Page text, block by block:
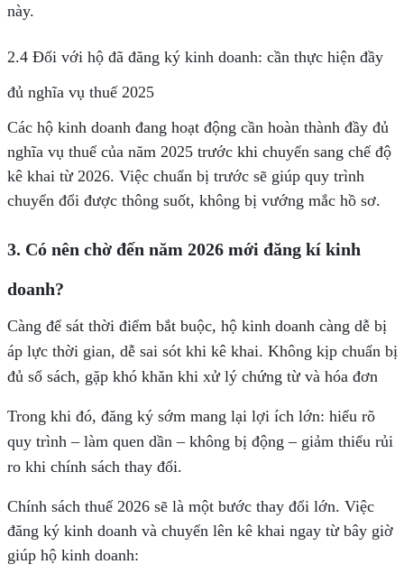
này.
2.4 Đối với hộ đã đăng ký kinh doanh: cần thực hiện đầy
đủ nghĩa vụ thuế 2025
Các hộ kinh doanh đang hoạt động cần hoàn thành đầy đủ
nghĩa vụ thuế của năm 2025 trước khi chuyển sang chế độ
kê khai từ 2026. Việc chuẩn bị trước sẽ giúp quy trình
chuyển đổi được thông suốt, không bị vướng mắc hồ sơ.
3. Có nên chờ đến năm 2026 mới đăng kí kinh
doanh?
Càng để sát thời điểm bắt buộc, hộ kinh doanh càng dễbị
áp lực thời gian, dễ sai sót khi kê khai. Không kịp chuẩn bị
đủ sổ sách, gặp khó khăn khi xử lý chứng từ và hóa đơn
Trong khi đó, đăng ký sớm mang lại lợi ích lớn: hiểu rõ
quy trình – làm quen dần – không bị động – giảm thiểu rủi
ro khi chính sách thay đổi.
Chính sách thuế 2026 sẽ là một bước thay đổi lớn. Việc
đăng ký kinh doanh và chuyển lên kê khai ngay từ bây giờ
giúp hộ kinh doanh: